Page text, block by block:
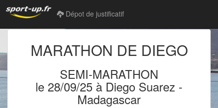
Dépot de justificatif
MARATHON DE DIEGO
SEMI-MARATHON
le 28/09/25 à Diego Suarez -
Madagascar